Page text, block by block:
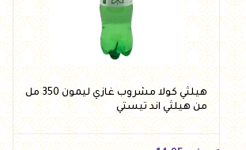
أضف للسلة
هيلثي كولا مشروب غازي ليمون 350 مل
من هيلثي اند تيستي